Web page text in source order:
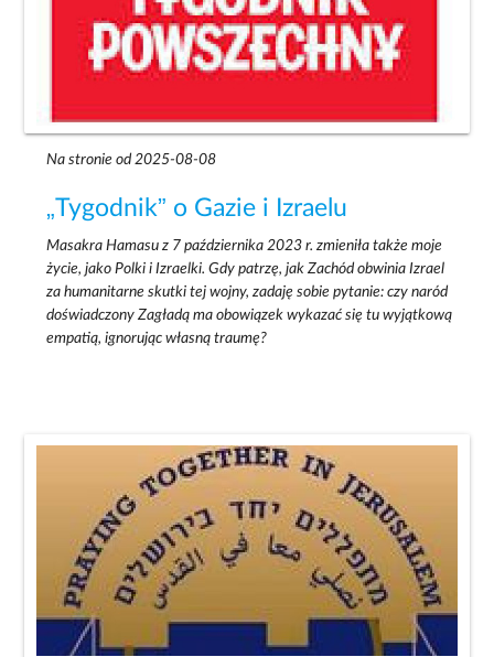
Na stronie od 2025-08-08
„Tygodnik” o Gazie i Izraelu
Masakra Hamasu z 7 października 2023 r. zmieniła także moje
życie, jako Polki i Izraelki. Gdy patrzę, jak Zachód obwinia Izrael
za humanitarne skutki tej wojny, zadaję sobie pytanie: czy naród
doświadczony Zagładą ma obowiązek wykazać się tu wyjątkową
empatią, ignorując własną traumę?